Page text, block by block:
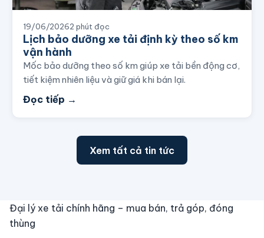
19/06/20262 phút đọc
Lịch bảo dưỡng xe tải định kỳ theo số km
vận hành
Mốc bảo dưỡng theo số km giúp xe tải bền động cơ,
tiết kiệm nhiên liệu và giữ giá khi bán lại.
Đọc tiếp →
Xem tất cả tin tức
Đại lý xe tải chính hãng – mua bán, trả góp, đóng
thùng